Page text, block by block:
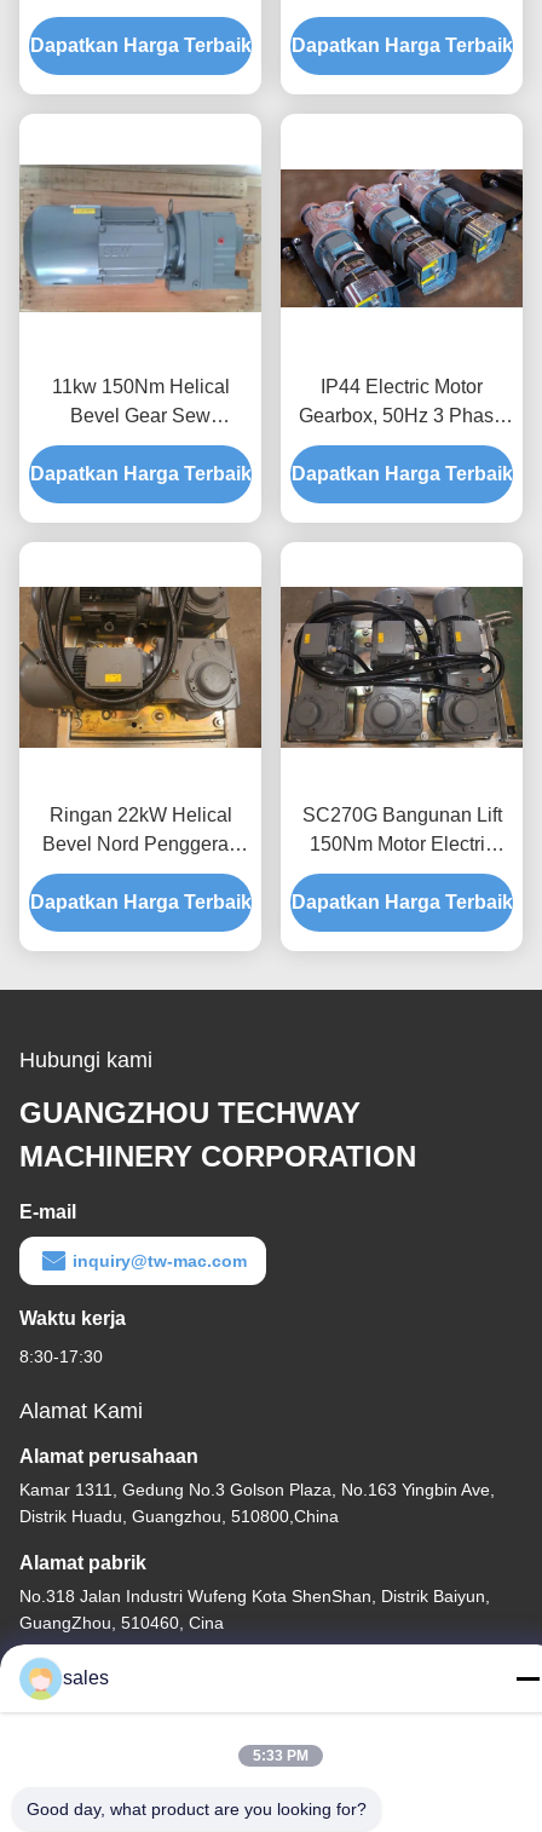
Listrik Dengan Pengerem
Elektromagnetik
Dapatkan Harga Terbaik
Sertifikasi CE
Dapatkan Harga Terbaik
11kw 150Nm Helical
Bevel Gear Sew
Eurodrive Motor Untuk
Elevator Konstruksi
Dapatkan Harga Terbaik
IP44 Electric Motor
Gearbox, 50Hz 3 Phase
AC Induction Motor
Dapatkan Harga Terbaik
Ringan 22kW Helical
Bevel Nord Penggerak
Sistem Motor Gearbox
Dapatkan Harga Terbaik
SC270G Bangunan Lift
150Nm Motor Electric
Gearbox, 15kw Nord
Motor Gearbox
Dapatkan Harga Terbaik
Hubungi kami
GUANGZHOU TECHWAY
MACHINERY CORPORATION
E-mail
inquiry@tw-mac.com
Waktu kerja
8:30-17:30
Alamat Kami
Alamat perusahaan
Kamar 1311, Gedung No.3 Golson Plaza, No.163 Yingbin Ave,
Distrik Huadu, Guangzhou, 510800,China
Alamat pabrik
No.318 Jalan Industri Wufeng Kota ShenShan, Distrik Baiyun,
GuangZhou, 510460, Cina
tel
86-20-36969420
sales
5:33 PM
Good day, what product are you looking for?